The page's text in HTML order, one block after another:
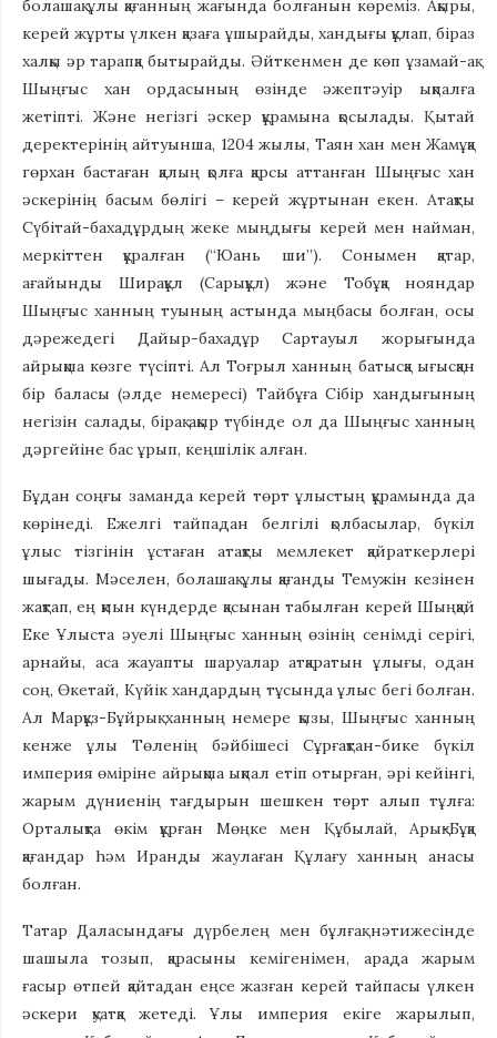
болашақ ұлы қағанның жағында болғанын көреміз. Ақыры,
керей жұрты үлкен қазаға ұшырайды, хандығы құлап, біраз
халқы әр тарапқа бытырайды. Әйткенмен де көп ұзамай-ақ
Шыңғыс хан ордасының өзінде әжептәуір ықпалға
жетіпті. Және негізгі әскер құрамына қосылады. Қытай
деректерінің айтуынша, 1204 жылы, Таян хан мен Жамұқа
гөрхан бастаған қалың қолға қарсы аттанған Шыңғыс хан
әскерінің басым бөлігі – керей жұртынан екен. Атақты
Сүбітай-бахадұрдың жеке мыңдығы керей мен найман,
меркіттен құралған (“Юань ши”). Сонымен қатар,
ағайынды Ширақұл (Сарықұл) және Тобұқа нояндар
Шыңғыс ханның туының астында мыңбасы болған, осы
дәрежедегі Дайыр-бахадұр Сартауыл жорығында
айрықша көзге түсіпті. Ал Тоғрыл ханның батысқа ығысқан
бір баласы (әлде немересі) Тайбұға Сібір хандығының
негізін салады, бірақ ақыр түбінде ол да Шыңғыс ханның
дәргейіне бас ұрып, кеңшілік алған.
Бұдан соңғы заманда керей төрт ұлыстың құрамында да
көрінеді. Ежелгі тайпадан белгілі қолбасылар, бүкіл
ұлыс тізгінін ұстаған атақты мемлекет қайраткерлері
шығады. Мәселен, болашақ ұлы қағанды Темужін кезінен
жақтап, ең қиын күндерде қасынан табылған керей Шыңқай
Еке Ұлыста әуелі Шыңғыс ханның өзінің сенімді серігі,
арнайы, аса жауапты шаруалар атқаратын ұлығы, одан
соң, Өкетай, Күйік хандардың тұсында ұлыс бегі болған.
Ал Марқұз-Бұйрық ханның немере қызы, Шыңғыс ханның
кенже ұлы Төленің бәйбішесі Сұрғақтан-бике бүкіл
империя өміріне айрықша ықпал етіп отырған, әрі кейінгі,
жарым дүниенің тағдырын шешкен төрт алып тұлға:
Орталықта өкім құрған Мөңке мен Құбылай, Арық-Бұқа
қағандар hәм Иранды жаулаған Құлағу ханның анасы
болған.
Татар Даласындағы дүрбелең мен бұлғақ нәтижесінде
шашыла тозып, қарасыны кемігенімен, арада жарым
ғасыр өтпей қайтадан еңсе жазған керей тайпасы үлкен
әскери қуатқа жетеді. Ұлы империя екіге жарылып,